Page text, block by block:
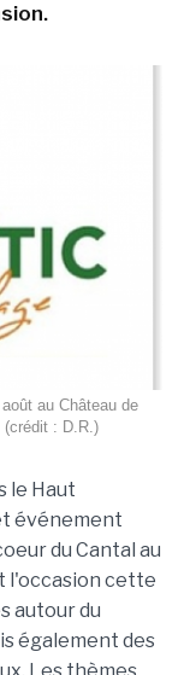
au Château de
: D.R.)
le Haut
événement
du Cantal au
l'occasion cette
autour du
également des